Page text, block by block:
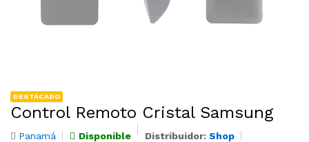
DESTACADO
Control Remoto Cristal Samsung
Panamá Disponible Distribuidor: Shop